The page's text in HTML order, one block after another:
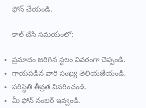
ఫోన్ చేయండి.
కాల్ చేసే సమయంలో:
ప్రమాదం జరిగిన స్థలం వివరంగా చెప్పండి.
గాయపడిన వారి సంఖ్య తెలియజేయండి.
పరిస్థితి తీవ్రత వివరించండి.
మీ ఫోన్ నంబర్ ఇవ్వండి.